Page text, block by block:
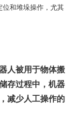
和堆垛操作，尤其
人被用于物体搬
存过程中，机器
减少人工操作的